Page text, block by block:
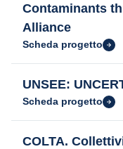
Contaminants
Alliance
Scheda progetto
UNSEE:
Scheda progetto
COLTA.